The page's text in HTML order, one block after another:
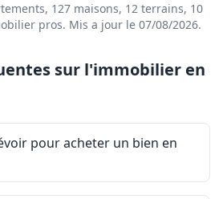
127 maisons, 12 terrains, 10
pros. Mis a jour le 07/08/2026.
sur l'immobilier en
pour acheter un bien en